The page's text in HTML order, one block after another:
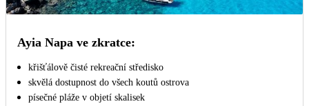
Ayia Napa ve zkratce:
křišťálově čisté rekreační středisko
skvělá dostupnost do všech koutů ostrova
písečné pláže v objetí skalisek